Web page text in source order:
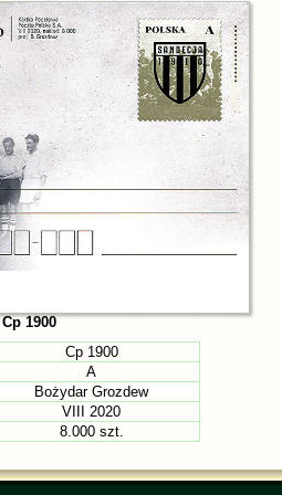
Cp 1900
Cp 1900
A
Bożydar Grozdew
VIII 2020
8.000 szt.